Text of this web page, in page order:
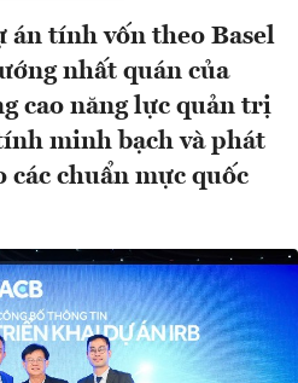
án tính vốn theo Basel
nhất quán của
cao năng lực quản trị
minh bạch và phát
chuẩn mực quốc